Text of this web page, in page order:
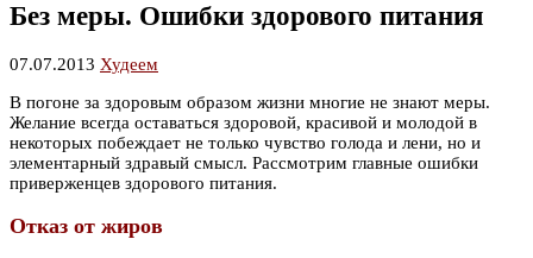
Без меры. Ошибки здорового питания
07.07.2013 Худеем
В погоне за здоровым образом жизни многие не знают меры.
Желание всегда оставаться здоровой, красивой и молодой в
некоторых побеждает не только чувство голода и лени, но и
элементарный здравый смысл. Рассмотрим главные ошибки
приверженцев здорового питания.
Отказ от жиров